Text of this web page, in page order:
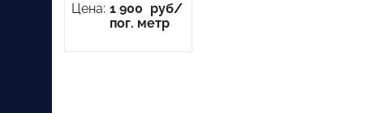
Цена: 1 900 руб/
пог. метр